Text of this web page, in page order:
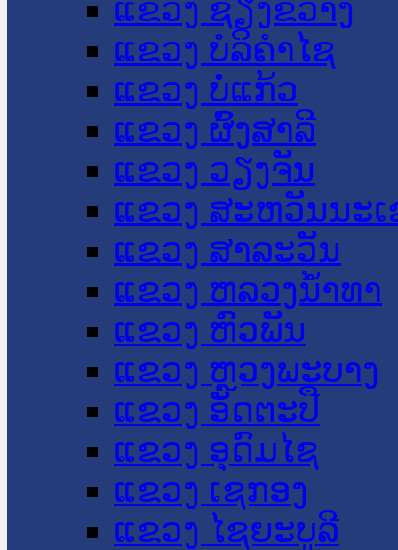
ແຂວງ ຊຽງຂວາງ
ແຂວງ ບໍລິຄໍາໄຊ
ແຂວງ ບໍ່ແກ້ວ
ແຂວງ ຜົ້ງສາລີ
ແຂວງ ວຽງຈັນ
ແຂວງ ສະຫວັນນະ
ແຂວງ ສາລະວັນ
ແຂວງ ຫລວງນໍ້າທາ
ແຂວງ ຫົວພັນ
ແຂວງ ຫຼວງພະບາງ
ແຂວງ ອັດຕະປື
ແຂວງ ອຸດົມໄຊ
ແຂວງ ເຊກອງ
ແຂວງ ໄຊຍະບູລີ